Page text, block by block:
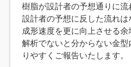
樹脂が設計者の予想通りに
設計者の予想に反した流れは
成形速度を更に向上させる
解析でないと分からない金
りやすくご報告いたします。